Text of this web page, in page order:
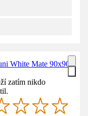
White Mate 90x90
zatím nikdo